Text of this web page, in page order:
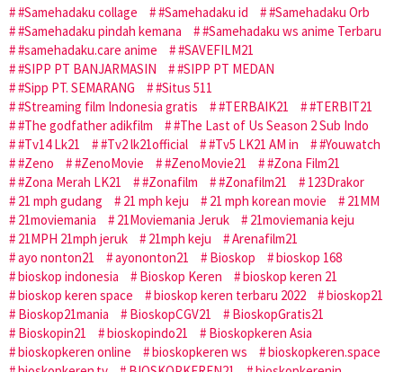
#Samehadaku collage
#Samehadaku id
#Samehadaku Orb
#Samehadaku pindah kemana
#Samehadaku ws anime Terbaru
#samehadaku.care anime
#SAVEFILM21
#SIPP PT BANJARMASIN
#SIPP PT MEDAN
#Sipp PT. SEMARANG
#Situs 511
#Streaming film Indonesia gratis
#TERBAIK21
#TERBIT21
#The godfather adikfilm
#The Last of Us Season 2 Sub Indo
#Tv14 Lk21
#Tv2 lk21official #Tv5 LK21 AM in
#Youwatch
#Zeno
#ZenoMovie #ZenoMovie21
#Zona Film21
#Zona Merah LK21
#Zonafilm #Zonafilm21
123Drakor
21 mph gudang
21 mph keju 21 mph korean movie
21MM
21moviemania
21Moviemania Jeruk
21moviemania keju
21MPH 21mph jeruk
21mph keju
Arenafilm21
ayo nonton21
ayononton21 Bioskop
bioskop 168
bioskop indonesia
Bioskop Keren
bioskop keren 21
bioskop keren space
bioskop keren terbaru 2022
bioskop21
Bioskop21mania
BioskopCGV21
BioskopGratis21
Bioskopin21
bioskopindo21
Bioskopkeren Asia
bioskopkeren online
bioskopkeren ws
bioskopkeren.space